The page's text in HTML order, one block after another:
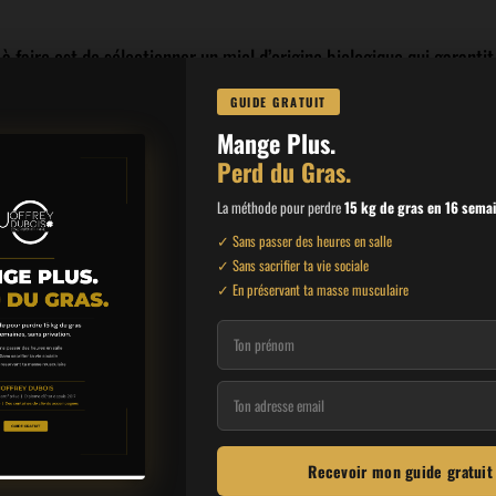
faire est de sélectionner un miel d’origine biologique qui
miel, c’est top. Si par contre son exploitation est à coté de
chargé d’éléments néfastes.
Si le miel que nous achetons est en dessous de 5 euros le
est obligatoirement pur. C’est à nous de faire preuve de bon
de l’Union européenne.
vous auriez à intégrer le miel dans votre alimentation en listant
GUIDE GRATUIT
Mange Plus.
Perd du Gras.
La méthode pour perdre15 kg de gras en 16
✓ Sans passer des heures en salle
✓ Sans sacrifier ta vie sociale
✓ En préservant ta masse musculaire
Recevoir mon guide